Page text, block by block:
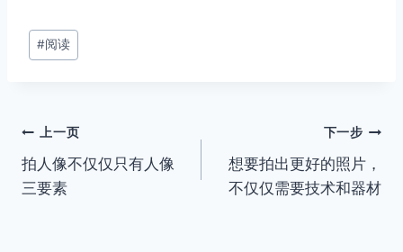
文
章
#阅读
文
章
上一页
拍人像不仅仅只有人像
三要素
下一步
想要拍出更好的照片，
不仅仅需要技术和器材